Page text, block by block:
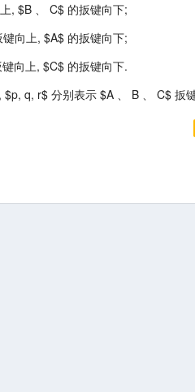
, $B 、 C$ 的扳键向下;
向上, $A$ 的扳键向下;
向上, $C$ 的扳键向下.
$p, q, r$ 分别表示 $A 、 B 、 C$ 扳